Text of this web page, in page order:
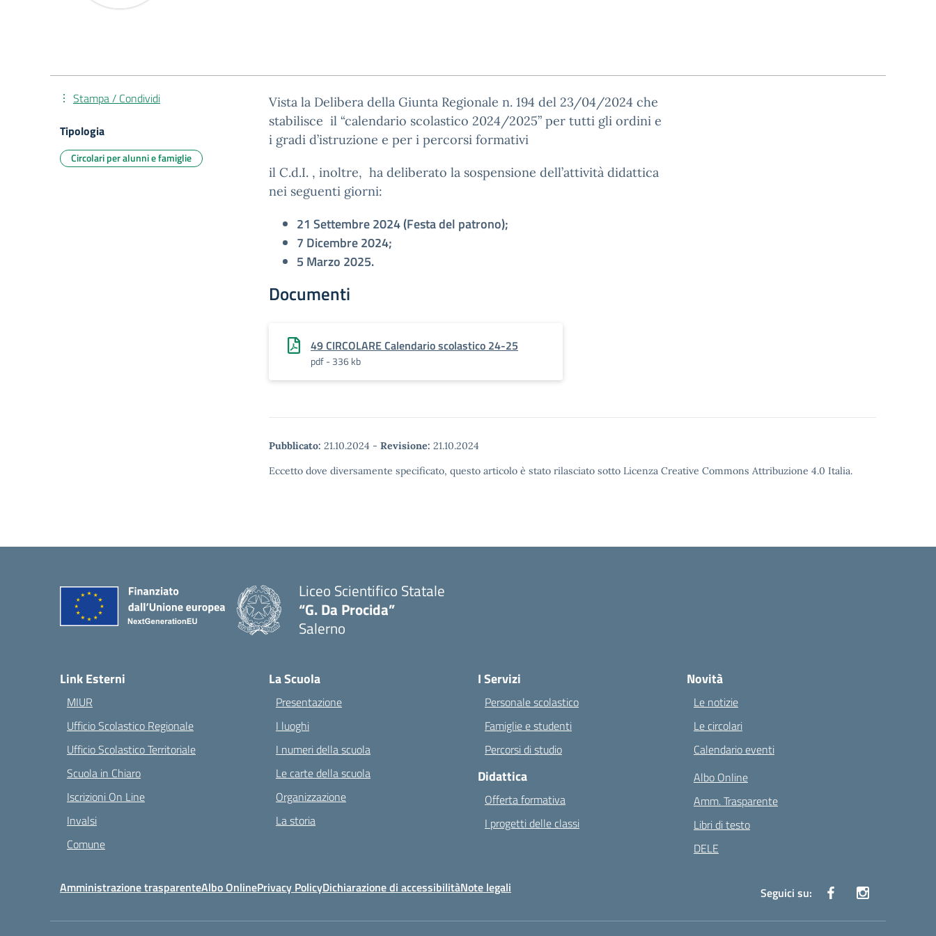
Vista la Delibera della Giunta Regionale n. 194 del 23/04/2024 che
stabilisce il “calendario scolastico 2024/2025” per tutti gli ordini e
i gradi d’istruzione e per i percorsi formativi
il C.d.I. , inoltre, ha deliberato la sospensione dell’attività didattica
nei seguenti giorni:
21 Settembre 2024 (Festa del patrono);
7 Dicembre 2024;
5 Marzo 2025.
Documenti
49 CIRCOLARE Calendario scolastico 24-25
pdf - 336 kb
Pubblicato: 21.10.2024 - Revisione: 21.10.2024
Eccetto dove diversamente specificato, questo articolo è stato rilasciato sotto Licenza Creative Commons Attribuzione 4.0 Italia.
Stampa / Condividi
Tipologia
Circolari per alunni e famiglie
Liceo Scientifico Statale
“G. Da Procida”
Salerno
Link Esterni
MIUR
Ufficio Scolastico Regionale
Ufficio Scolastico Territoriale
Scuola in Chiaro
Iscrizioni On Line
Invalsi
Comune
La Scuola
Presentazione
I luoghi
I numeri della scuola
Le carte della scuola
Organizzazione
La storia
I Servizi
Personale scolastico
Famiglie e studenti
Percorsi di studio
Didattica
Offerta formativa
I progetti delle classi
Novità
Le notizie
Le circolari
Calendario eventi
Albo Online
Amm. Trasparente
Libri di testo
DELE
Amministrazione trasparenteAlbo OnlinePrivacy PolicyDichiarazione di accessibilitàNote legali Seguici su: